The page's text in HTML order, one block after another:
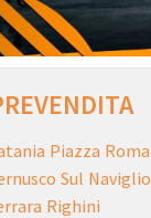
Piazza Roma
Sul Naviglio
Righini